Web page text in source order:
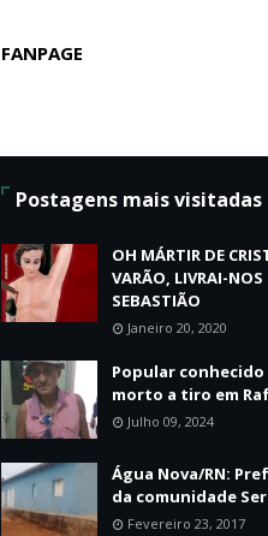
FANPAGE
Postagens mais visitadas
OH MÁRTIR DE
VARÃO, LIVRAI-NOS
SEBASTIÃO
Janeiro 20, 2020
Popular
morto a tiro em
Julho 09, 2024
Água Nova/RN:
da comunidade
Fevereiro 23, 2017